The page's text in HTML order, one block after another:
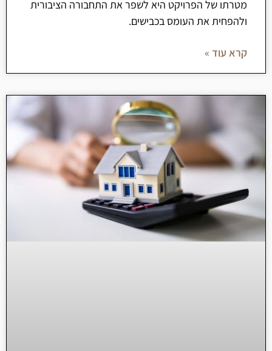
מטרתו של הפרויקט היא לשפר את התחבורה הציבורית
ולהפחית את העומס בכבישים.
קרא עוד »